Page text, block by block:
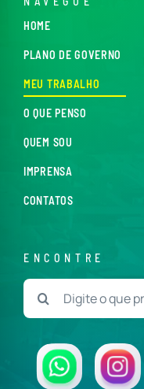
HOME
PLANO DE GOVERNO
MEU TRABALHO
O QUE PENSO
QUEM SOU
IMPRENSA
CONTATOS
ENCONTRE
Buscar
resultados